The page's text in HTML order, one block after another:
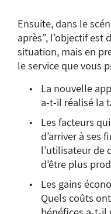
Ensuite, dans le
après”, l’objectif est
situation, mais en
le service que vous
La nouvelle
a-t-il réalisé la
Les facteurs
d’arriver à ses
l’utilisateur de
d’être plus
Les gains
Quels coûts